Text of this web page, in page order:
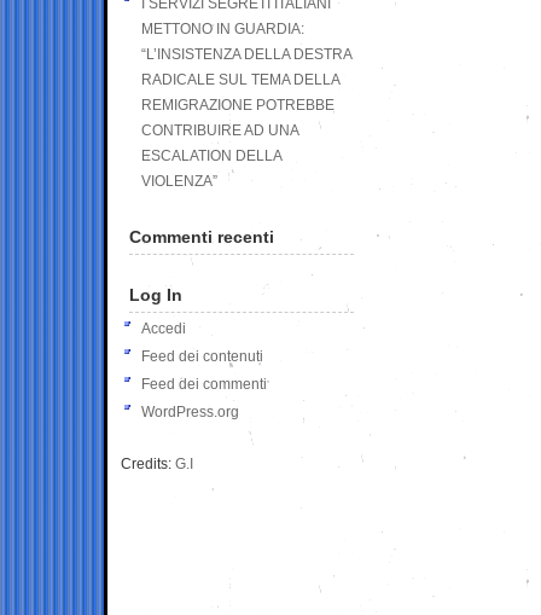
I SERVIZI SEGRETI ITALIANI
METTONO IN GUARDIA:
“L’INSISTENZA DELLA DESTRA
RADICALE SUL TEMA DELLA
REMIGRAZIONE POTREBBE
CONTRIBUIRE AD UNA
ESCALATION DELLA
VIOLENZA”
Commenti recenti
Log In
Accedi
Feed dei contenuti
Feed dei commenti
WordPress.org
Credits: G.I